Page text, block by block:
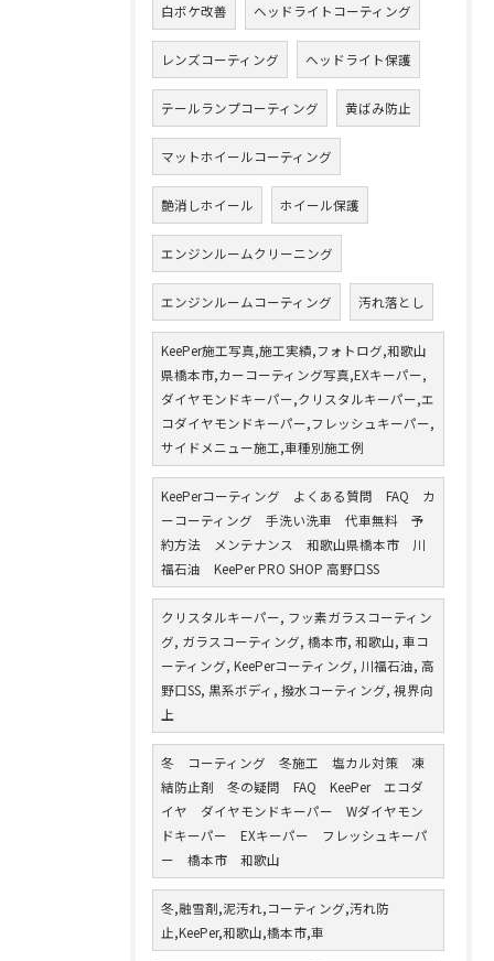
白ボケ改善 ヘッドライトコーティング
レンズコーティング ヘッドライト保護
テールランプコーティング 黄ばみ防止
マットホイールコーティング
艶消しホイール ホイール保護
エンジンルームクリーニング
エンジンルームコーティング 汚れ落とし
KeePer施工写真,施工実績,フォトログ,和歌山
県橋本市,カーコーティング写真,EXキーパー,
ダイヤモンドキーパー,クリスタルキーパー,エ
コダイヤモンドキーパー,フレッシュキーパー,
サイドメニュー施工,車種別施工例
KeePerコーティング よくある質問 FAQ カ
ーコーティング 手洗い洗車 代車無料 予
約方法 メンテナンス 和歌山県橋本市 川
福石油 KeePer PRO SHOP 高野口SS
クリスタルキーパー, フッ素ガラスコーティン
グ, ガラスコーティング, 橋本市, 和歌山, 車コ
ーティング, KeePerコーティング, 川福石油, 高
野口SS, 黒系ボディ, 撥水コーティング, 視界向
上
冬 コーティング 冬施工 塩カル対策 凍
結防止剤 冬の疑問 FAQ KeePer エコダ
イヤ ダイヤモンドキーパー Wダイヤモン
ドキーパー EXキーパー フレッシュキーパ
ー 橋本市 和歌山
冬,融雪剤,泥汚れ,コーティング,汚れ防
止,KeePer,和歌山,橋本市,車